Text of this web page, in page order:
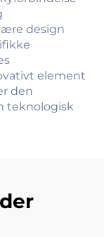
design
element
den
teknologisk